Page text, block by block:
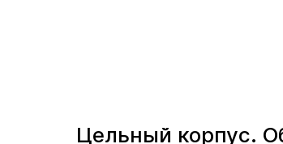
Цельный корпус.